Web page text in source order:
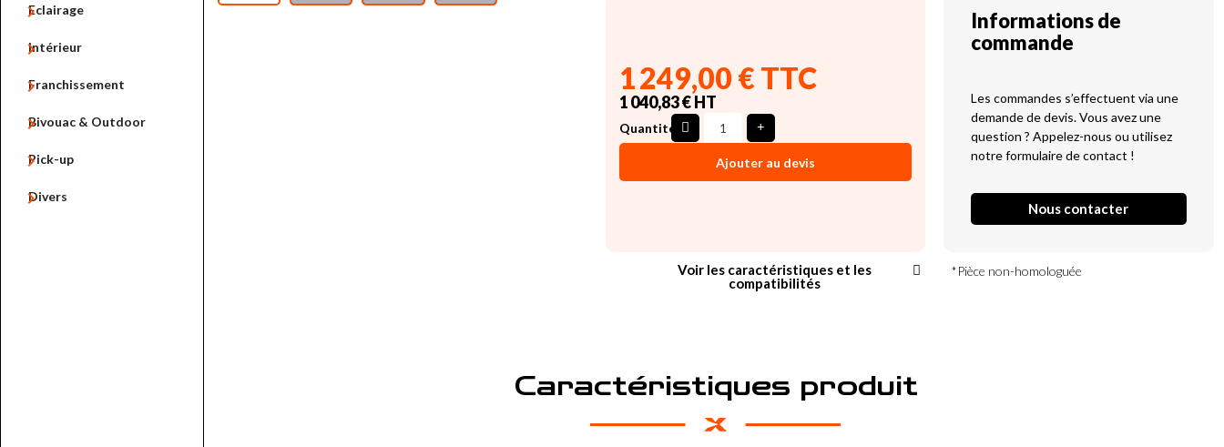
Eclairage

Intérieur

Franchissement

Bivouac & Outdoor

Pick-up

Divers

1 249,00 € TTC
1 040,83 € HT
Quantité
Ajouter au devis
Informations de
commande
Les commandes s’effectuent via une
demande de devis. Vous avez une
question ? Appelez-nous ou utilisez
notre formulaire de contact !
Nous contacter
Voir les caractéristiques et les
compatibilités
*Pièce non-homologuée
Caractéristiques produit